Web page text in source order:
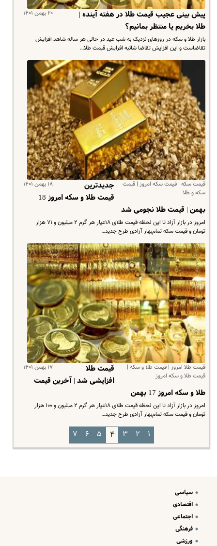
۲۰ بهمن ۱۴۰۱
پیش بینی عجیب قیمت طلا در هفته آینده |
طلا بخریم یا منتظر بمانیم؟
بازار طلا و سکه در روزهای نزدیک به شب عید در حالی هر ساله شاهد افزایش
تقاضاست و این افزایش تقاضا شائبه افزایش قیمت طلا…
قیمت سکه | قیمت سکه امروز | قیمت
سکه و طلا
۱۸ بهمن ۱۴۰۱
جدیدترین
قیمت طلا و سکه امروز 18
بهمن | قیمت طلا نجومی شد
امروز در بازار آزاد تا این لحظه قیمت طلای ۱۸عیار هر گرم ۲ میلیون و ۷۱ هزار
تومان و قیمت سکه تمام‌بهار آزادی طرح جدید…
قیمت طلا امروز | قیمت طلا و سکه |
قیمت طلا و سکه امروز
۱۷ بهمن ۱۴۰۱
قیمت طلا
افزایشی شد | آخرین قیمت
طلا و سکه امروز 17 بهمن
امروز در بازار آزاد تا این لحظه قیمت طلای ۱۸عیار هر گرم ۲ میلیون و ۱۰۰ هزار
تومان و قیمت سکه تمام‌بهار آزادی طرح جدید…
۱ ۲ ۳ ۴ ۵ ۶ ۷
سیاسی
اقتصادی
اجتماعی
فرهنگی
ورزشی